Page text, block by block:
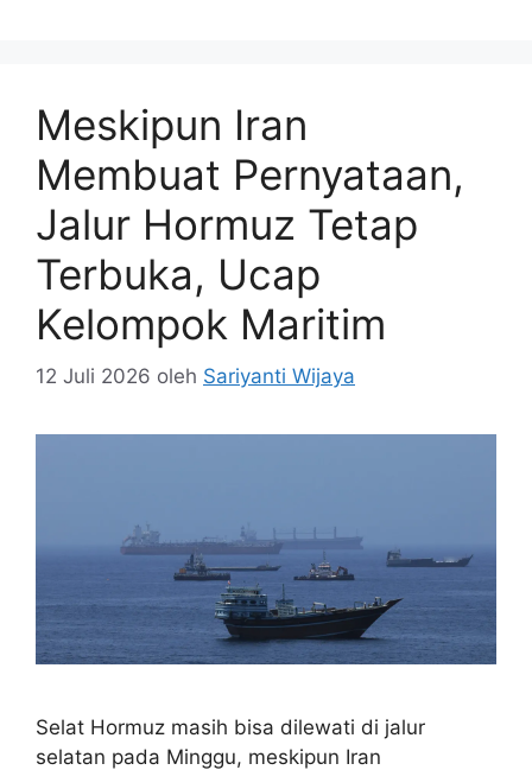
Meskipun Iran
Membuat Pernyataan,
Jalur Hormuz Tetap
Terbuka, Ucap
Kelompok Maritim
12 Juli 2026 oleh Sariyanti Wijaya
Selat Hormuz masih bisa dilewati di jalur
selatan pada Minggu, meskipun Iran